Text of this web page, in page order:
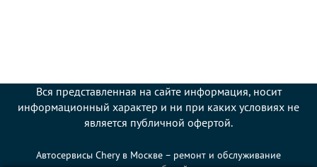
Вся представленная на сайте информация, носит
информационный характер и ни при каких условиях не
является публичной офертой.
Автосервисы Chery в Москве – ремонт и обслуживание